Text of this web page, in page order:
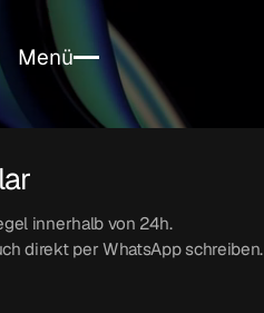
Menü
innerhalb von 24h.
direkt per WhatsApp schreiben.